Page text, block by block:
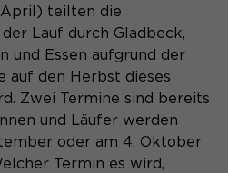
System dieser
damit Ihr Besuch auf der
und flüssig wird:
es der Website, Sie
und somit Ihre Sitzung
Es speichert bei
Login für einen
Bereich die Benutzer-
eines Besuchers.
die automatische
Inhalte durch GTranslate.
April) teilten die
Lauf durch Gladbeck,
und Essen aufgrund der
auf den Herbst dieses
Zwei Termine sind bereits
und Läufer werden
oder am 4. Oktober
Termin es wird,